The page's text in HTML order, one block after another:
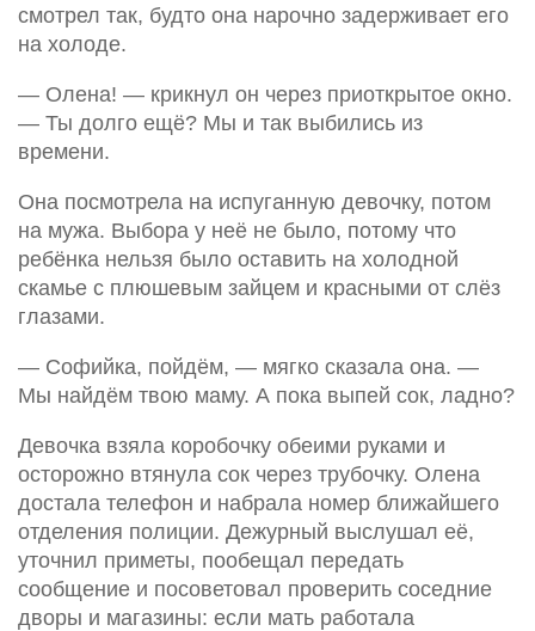
смотрел так, будто она нарочно задерживает его
на холоде.
— Олена! — крикнул он через приоткрытое окно.
— Ты долго ещё? Мы и так выбились из
времени.
Она посмотрела на испуганную девочку, потом
на мужа. Выбора у неё не было, потому что
ребёнка нельзя было оставить на холодной
скамье с плюшевым зайцем и красными от слёз
глазами.
— Софийка, пойдём, — мягко сказала она. —
Мы найдём твою маму. А пока выпей сок, ладно?
Девочка взяла коробочку обеими руками и
осторожно втянула сок через трубочку. Олена
достала телефон и набрала номер ближайшего
отделения полиции. Дежурный выслушал её,
уточнил приметы, пообещал передать
сообщение и посоветовал проверить соседние
дворы и магазины: если мать работала